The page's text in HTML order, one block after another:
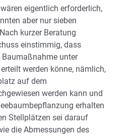
eigentlich erforderlich,
aber nur sieben
kurzer Beratung
einstimmig, dass
Baumaßnahme unter
werden könne, nämlich,
auf dem
werden kann und
erhalten
Stellplätzen sei darauf
die Abmessungen des